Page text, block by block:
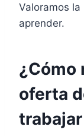
Valoramos
aprender.
¿Cómo
oferta